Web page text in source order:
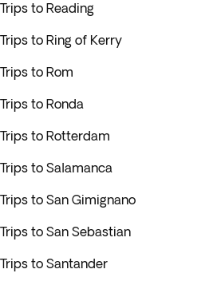
Trips to Reading
Trips to Ring of Kerry
Trips to Rom
Trips to Ronda
Trips to Rotterdam
Trips to Salamanca
Trips to San Gimignano
Trips to San Sebastian
Trips to Santander